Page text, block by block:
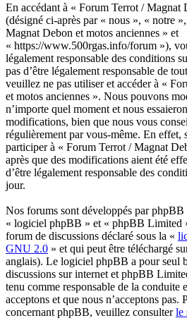
En accédant à « Forum Terrot / Magnat
(désigné ci-après par « nous », « notre
Magnat Debon et motos anciennes » et
« https://www.500rgas.info/forum »),
légalement responsable des conditions
pas d’être légalement responsable de
veuillez ne pas utiliser et accéder à «
et motos anciennes ». Nous pouvons
n’importe quel moment et nous
modifications, bien que nous vous
régulièrement par vous-même. En effet,
participer à « Forum Terrot / Magnat
après que des modifications aient été
d’être légalement responsable des
jour.
Nos forums sont développés par phpBB
« logiciel phpBB » et « phpBB Limited
forum de discussions déclaré sous la «
GNU 2.0 » et qui peut être téléchargé
anglais). Le logiciel phpBB a pour seul
discussions sur internet et phpBB
tenu comme responsable de la conduite
acceptons et que nous n’acceptons pas.
concernant phpBB, veuillez consulterle